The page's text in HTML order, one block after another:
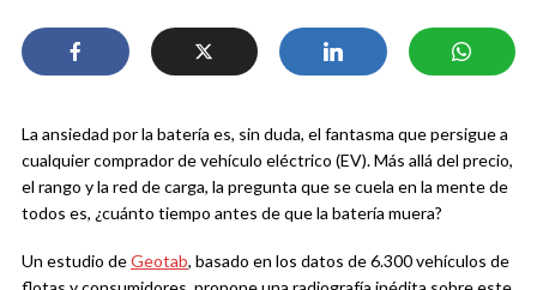
La ansiedad por la batería es, sin duda, el fantasma que persigue a
cualquier comprador de vehículo eléctrico (EV). Más allá del precio,
el rango y la red de carga, la pregunta que se cuela en la mente de
todos es, ¿cuánto tiempo antes de que la batería muera?
Un estudio deGeotab, basado en los datos de 6.300 vehículos de